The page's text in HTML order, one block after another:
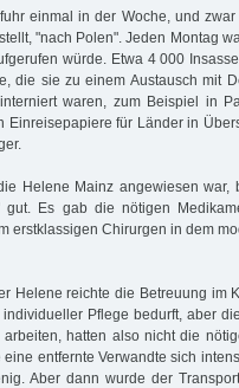
einmal in der Woche, und
"nach Polen". Jeden Montag
würde. Etwa 4 000
die sie zu einem Austausch mit
waren, zum Beispiel in
Einreisepapiere für Länder in
Helene Mainz angewiesen war,
Es gab die nötigen
erstklassigen Chirurgen in dem
Helene reichte die Betreuung im
Pflege bedurft, aber
hatten also nicht die
entfernte Verwandte sich
Aber dann wurde der